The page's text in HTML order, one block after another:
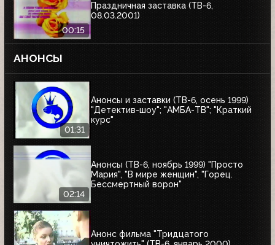
00:15
Праздничная заставка (ТВ-6,
08.03.2001)
АНОНСЫ
01:31
Анонсы и заставки (ТВ-6, осень 1999)
"Детектив-шоу"; "АМБА-ТВ"; "Краткий
курс"
02:14
Анонсы (ТВ-6, ноябрь 1999) "Просто
Мария", "В мире женщин", "Горец.
Бессмертный ворон"
Анонс фильма "Тридцатого